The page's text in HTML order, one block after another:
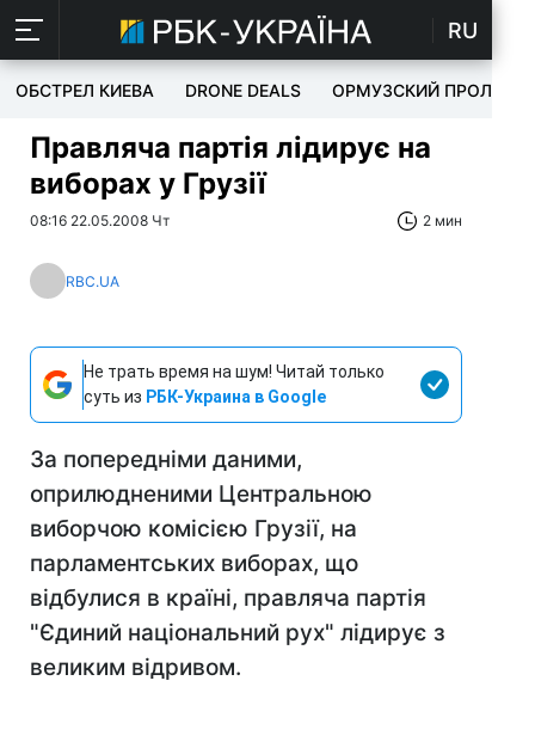
RU
ОБСТРЕЛ КИЕВА DRONE DEALS ОРМУЗСКИЙ ПРОЛИВ
Правляча партія лідирує на
виборах у Грузії
08:16 22.05.2008 Чт 2 мин
RBC.UA
Не трать время на шум! Читай только
суть из РБК-Украина в Google
За попередніми даними,
оприлюдненими Центральною
виборчою комісією Грузії, на
парламентських виборах, що
відбулися в країні, правляча партія
"Єдиний національний рух" лідирує з
великим відривом.